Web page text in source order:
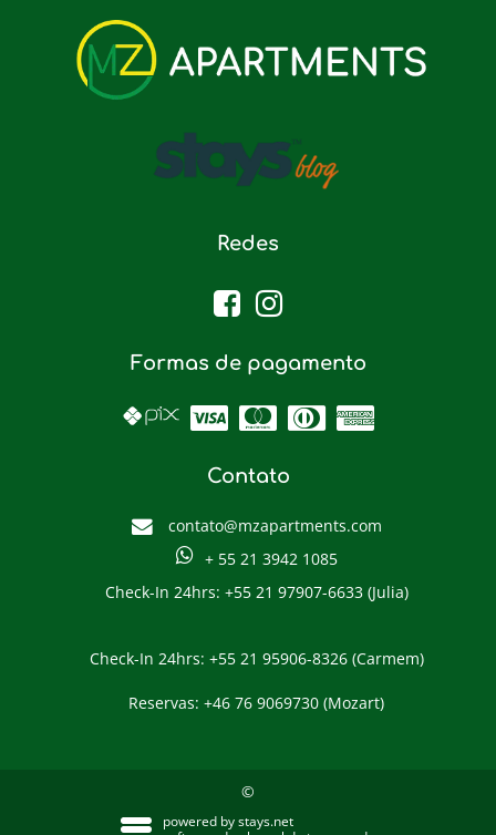
Redes
Formas de pagamento
Contato
contato@mzapartments.com
+ 55 21 3942 1085
Check-In 24hrs: +55 21 97907-6633 (Julia)
Check-In 24hrs: +55 21 95906-8326 (Carmem)
Reservas: +46 76 9069730 (Mozart)
©
powered bystays.net